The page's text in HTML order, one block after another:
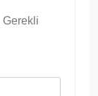
Gerekli